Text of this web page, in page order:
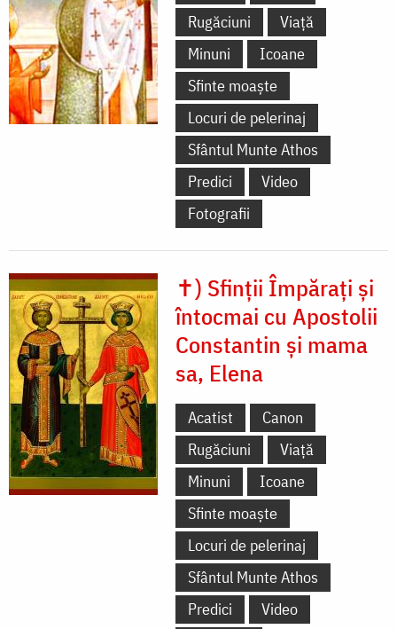
Rugăciuni
Viață
Minuni
Icoane
Sfinte moaște
Locuri de pelerinaj
Sfântul Munte Athos
Predici
Video
Fotografii
✝) Sfinții Împărați și
întocmai cu Apostolii
Constantin și mama
sa, Elena
Acatist
Canon
Rugăciuni
Viață
Minuni
Icoane
Sfinte moaște
Locuri de pelerinaj
Sfântul Munte Athos
Predici
Video